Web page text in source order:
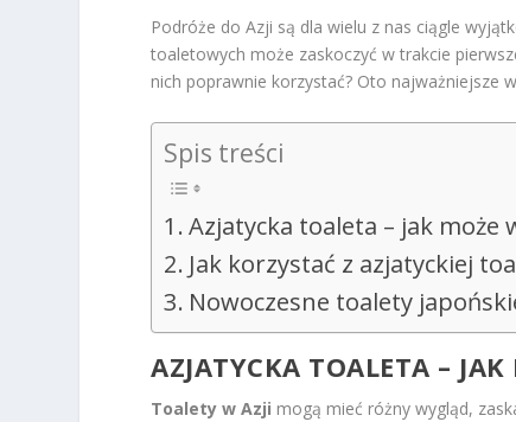
Podróże do Azji są dla wielu z nas ciągle
toaletowych może zaskoczyć w trakcie
nich poprawnie korzystać? Oto najważniejsze
Spis treści
Azjatycka toaleta – jak może
Jak korzystać z azjatyckiej
Nowoczesne toalety
AZJATYCKA TOALETA –
Toalety w Azji mogą mieć różny wygląd,